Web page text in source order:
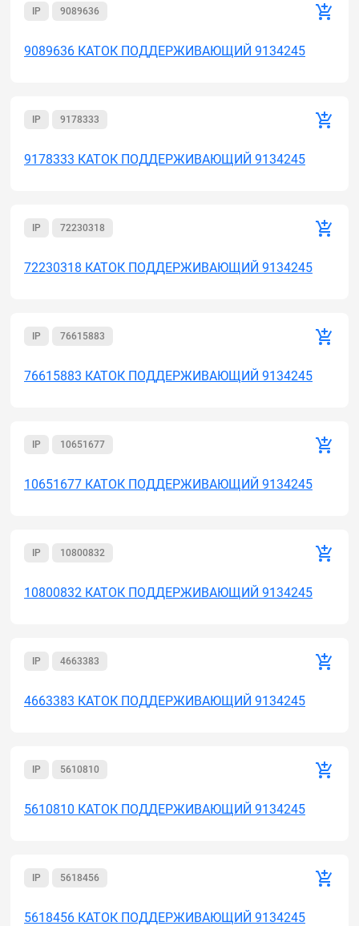
IP 9089636
9089636 КАТОК ПОДДЕРЖИВАЮЩИЙ 9134245
IP 9178333
9178333 КАТОК ПОДДЕРЖИВАЮЩИЙ 9134245
IP 72230318
72230318 КАТОК ПОДДЕРЖИВАЮЩИЙ 9134245
IP 76615883
76615883 КАТОК ПОДДЕРЖИВАЮЩИЙ 9134245
IP 10651677
10651677 КАТОК ПОДДЕРЖИВАЮЩИЙ 9134245
IP 10800832
10800832 КАТОК ПОДДЕРЖИВАЮЩИЙ 9134245
IP 4663383
4663383 КАТОК ПОДДЕРЖИВАЮЩИЙ 9134245
IP 5610810
5610810 КАТОК ПОДДЕРЖИВАЮЩИЙ 9134245
IP 5618456
5618456 КАТОК ПОДДЕРЖИВАЮЩИЙ 9134245